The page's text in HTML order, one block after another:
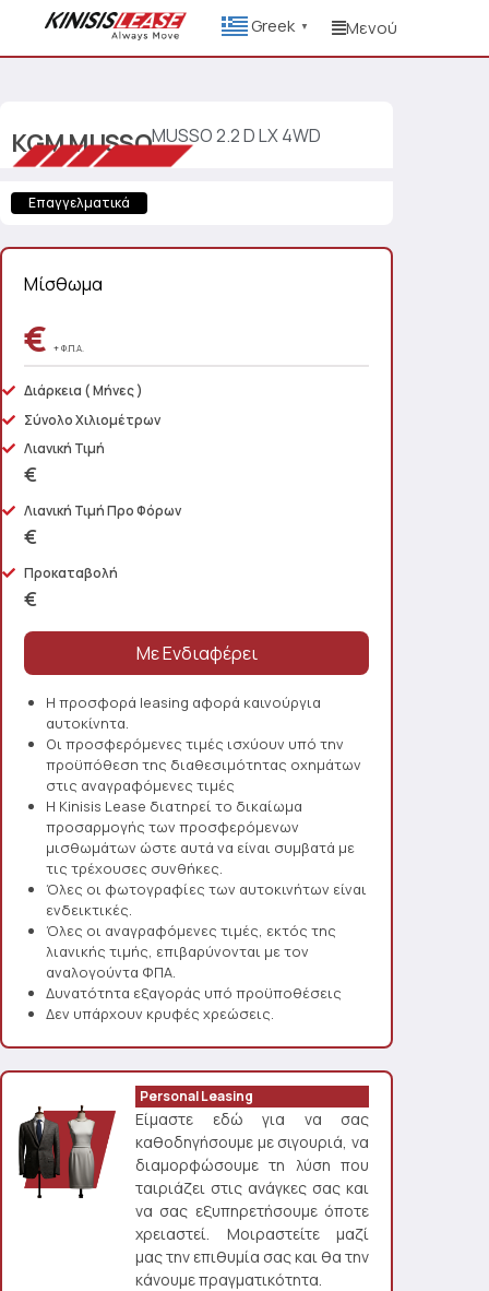
Greek ▼ Μενού
KGMMUSSOMUSSO 2.2 D LX 4WD
Επαγγελματικά
Μίσθωμα
€ + Φ.Π.Α.
Διάρκεια ( Μήνες )
Σύνολο Χιλιομέτρων
Λιανική Τιμή
€
Λιανική Τιμή Προ Φόρων
€
Προκαταβολή
€
Η προσφορά leasing αφορά καινούργια
αυτοκίνητα.
Οι προσφερόμενες τιμές ισχύουν υπό την
προϋπόθεση της διαθεσιμότητας οχημάτων
στις αναγραφόμενες τιμές
Η Kinisis Lease διατηρεί το δικαίωμα
προσαρμογής των προσφερόμενων
μισθωμάτων ώστε αυτά να είναι συμβατά με
τις τρέχουσες συνθήκες.
Όλες οι φωτογραφίες των αυτοκινήτων είναι
ενδεικτικές.
Όλες οι αναγραφόμενες τιμές, εκτός της
λιανικής τιμής, επιβαρύνονται με τον
αναλογούντα ΦΠΑ.
Δυνατότητα εξαγοράς υπό προϋποθέσεις
Δεν υπάρχουν κρυφές χρεώσεις.
Personal Leasing
Είμαστε εδώ για να σας
καθοδηγήσουμε με σιγουριά, να
διαμορφώσουμε τη λύση που
ταιριάζει στις ανάγκες σας και
να σας εξυπηρετήσουμε όποτε
χρειαστεί. Μοιραστείτε μαζί
μας την επιθυμία σας και θα την
κάνουμε πραγματικότητα.